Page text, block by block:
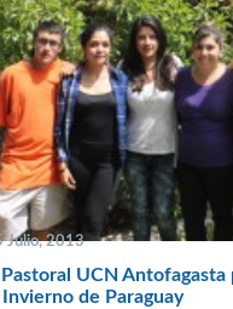
Julio, 2013
UCN
de Paraguay